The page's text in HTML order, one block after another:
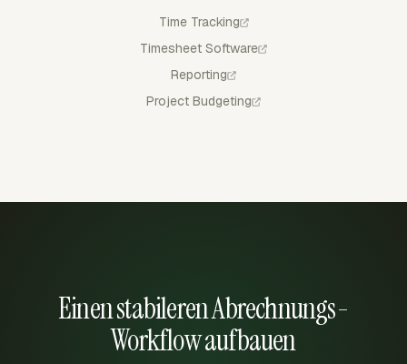
Time Tracking
Timesheet Software
Reporting
Project Budgeting
Einen stabileren Abrechnungs-
Workflow aufbauen